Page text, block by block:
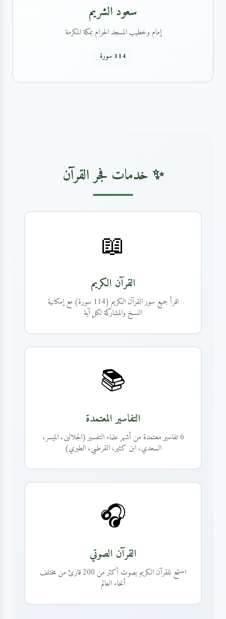
سعود الشريم
إمام وخطيب المسجد الحرام بمكة المكرمة
114 سورة
✨ خدمات فجر القرآن
📖
القرآن الكريم
اقرأ جميع سور القرآن الكريم (114 سورة) مع إمكانية
النسخ والمشاركة لكل آية
📚
التفاسير المعتمدة
6 تفاسير معتمدة من أشهر علماء التفسير (الجلالين، الميسر،
السعدي، ابن كثير، القرطبي، الطبري)
🎧
القرآن الصوتي
استمع للقرآن الكريم بصوت أكثر من 200 قارئ من مختلف
أنحاء العالم